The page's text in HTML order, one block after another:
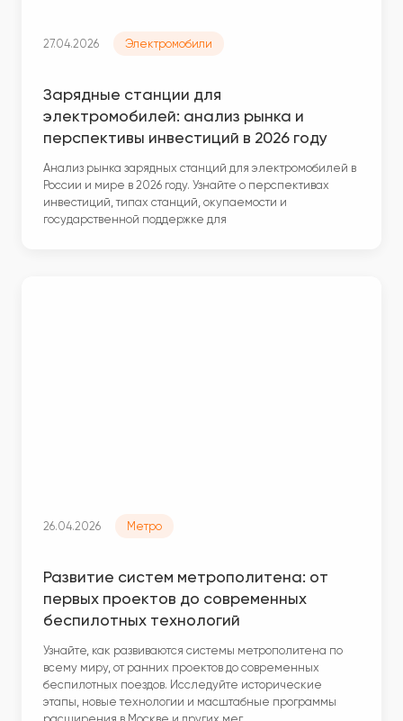
27.04.2026 Электромобили
Зарядные станции для
электромобилей: анализ рынка и
перспективы инвестиций в 2026 году
Анализ рынка зарядных станций для электромобилей в
России и мире в 2026 году. Узнайте о перспективах
инвестиций, типах станций, окупаемости и
государственной поддержке для
26.04.2026 Метро
Развитие систем метрополитена: от
первых проектов до современных
беспилотных технологий
Узнайте, как развиваются системы метрополитена по
всему миру, от ранних проектов до современных
беспилотных поездов. Исследуйте исторические
этапы, новые технологии и масштабные программы